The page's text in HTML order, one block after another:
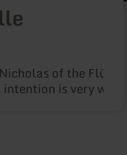
of the
is very